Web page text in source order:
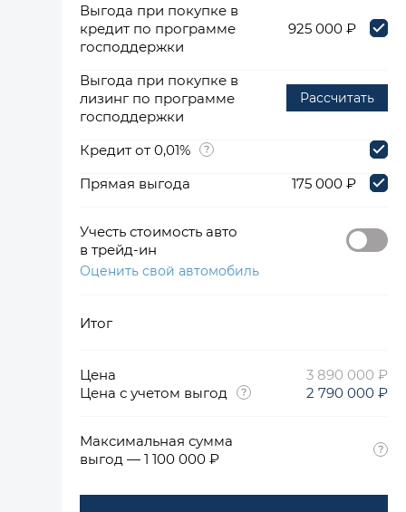
Выгода при покупке в
кредит по программе
господдержки
925 000 ₽
Выгода при покупке в
лизинг по программе
господдержки
Рассчитать
Кредит от 0,01%
Прямая выгода
175 000 ₽
Учесть стоимость авто
в трейд-ин
Оценить свой автомобиль
Итог
Цена
3 890 000 ₽
Цена с учетом выгод
2 790 000 ₽
Максимальная сумма
выгод — 1 100 000 ₽